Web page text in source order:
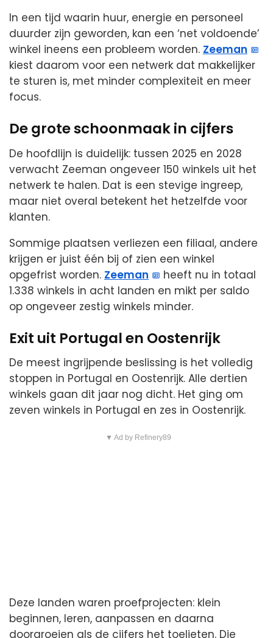
In een tijd waarin huur, energie en personeel
duurder zijn geworden, kan een ‘net voldoende’
winkel ineens een probleem worden. Zeeman
kiest daarom voor een netwerk dat makkelijker
te sturen is, met minder complexiteit en meer
focus.
De grote schoonmaak in cijfers
De hoofdlijn is duidelijk: tussen 2025 en 2028
verwacht Zeeman ongeveer 150 winkels uit het
netwerk te halen. Dat is een stevige ingreep,
maar niet overal betekent het hetzelfde voor
klanten.
Sommige plaatsen verliezen een filiaal, andere
krijgen er juist één bij of zien een winkel
opgefrist worden. Zeeman
heeft nu in totaal
1.338 winkels in acht landen en mikt per saldo
op ongeveer zestig winkels minder.
Exit uit Portugal en Oostenrijk
De meest ingrijpende beslissing is het volledig
stoppen in Portugal en Oostenrijk. Alle dertien
winkels gaan dit jaar nog dicht. Het ging om
zeven winkels in Portugal en zes in Oostenrijk.
▼ Ad by Refinery89
Deze landen waren proefprojecten: klein
beginnen, leren, aanpassen en daarna
doorgroeien als de cijfers het toelieten. Die